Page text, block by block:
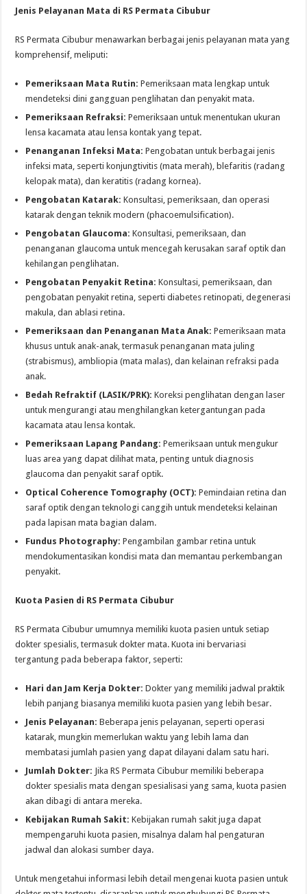
Jenis Pelayanan Mata di RS Permata Cibubur
RS Permata Cibubur menawarkan berbagai jenis pelayanan mata yang
komprehensif, meliputi:
Pemeriksaan Mata Rutin: Pemeriksaan mata lengkap untuk
mendeteksi dini gangguan penglihatan dan penyakit mata.
Pemeriksaan Refraksi: Pemeriksaan untuk menentukan ukuran
lensa kacamata atau lensa kontak yang tepat.
Penanganan Infeksi Mata: Pengobatan untuk berbagai jenis
infeksi mata, seperti konjungtivitis (mata merah), blefaritis (radang
kelopak mata), dan keratitis (radang kornea).
Pengobatan Katarak: Konsultasi, pemeriksaan, dan operasi
katarak dengan teknik modern (phacoemulsification).
Pengobatan Glaucoma: Konsultasi, pemeriksaan, dan
penanganan glaucoma untuk mencegah kerusakan saraf optik dan
kehilangan penglihatan.
Pengobatan Penyakit Retina: Konsultasi, pemeriksaan, dan
pengobatan penyakit retina, seperti diabetes retinopati, degenerasi
makula, dan ablasi retina.
Pemeriksaan dan Penanganan Mata Anak: Pemeriksaan mata
khusus untuk anak-anak, termasuk penanganan mata juling
(strabismus), ambliopia (mata malas), dan kelainan refraksi pada
anak.
Bedah Refraktif (LASIK/PRK): Koreksi penglihatan dengan laser
untuk mengurangi atau menghilangkan ketergantungan pada
kacamata atau lensa kontak.
Pemeriksaan Lapang Pandang: Pemeriksaan untuk mengukur
luas area yang dapat dilihat mata, penting untuk diagnosis
glaucoma dan penyakit saraf optik.
Optical Coherence Tomography (OCT): Pemindaian retina dan
saraf optik dengan teknologi canggih untuk mendeteksi kelainan
pada lapisan mata bagian dalam.
Fundus Photography: Pengambilan gambar retina untuk
mendokumentasikan kondisi mata dan memantau perkembangan
penyakit.
Kuota Pasien di RS Permata Cibubur
RS Permata Cibubur umumnya memiliki kuota pasien untuk setiap
dokter spesialis, termasuk dokter mata. Kuota ini bervariasi
tergantung pada beberapa faktor, seperti:
Hari dan Jam Kerja Dokter: Dokter yang memiliki jadwal praktik
lebih panjang biasanya memiliki kuota pasien yang lebih besar.
Jenis Pelayanan: Beberapa jenis pelayanan, seperti operasi
katarak, mungkin memerlukan waktu yang lebih lama dan
membatasi jumlah pasien yang dapat dilayani dalam satu hari.
Jumlah Dokter: Jika RS Permata Cibubur memiliki beberapa
dokter spesialis mata dengan spesialisasi yang sama, kuota pasien
akan dibagi di antara mereka.
Kebijakan Rumah Sakit: Kebijakan rumah sakit juga dapat
mempengaruhi kuota pasien, misalnya dalam hal pengaturan
jadwal dan alokasi sumber daya.
Untuk mengetahui informasi lebih detail mengenai kuota pasien untuk